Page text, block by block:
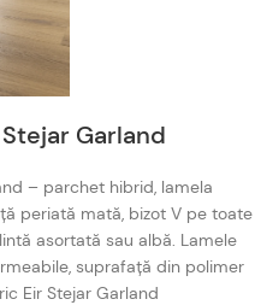
Garland
– parchet hibrid, lamela
periată mată, bizot V pe toate
asortată sau albă. Lamele
suprafață din polimer
Eir Stejar Garland